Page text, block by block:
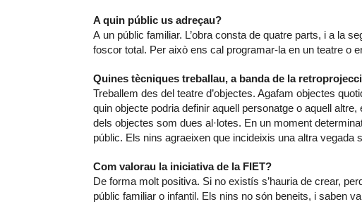
A quin públic us adreçau?
A un públic familiar. L’obra consta de quatre parts, i a la
foscor total. Per això ens cal programar-la en un teatre o
Quines tècniques treballau, a banda de la
Treballem des del teatre d’objectes. Agafam objectes
quin objecte podria definir aquell personatge o aquell
dels objectes som dues al·lotes. En un moment
públic. Els nins agraeixen que incideixis una altra
Com valorau la iniciativa de la FIET?
De forma molt positiva. Si no existís s’hauria de crear,
públic familiar o infantil. Els nins no són beneits, i saben